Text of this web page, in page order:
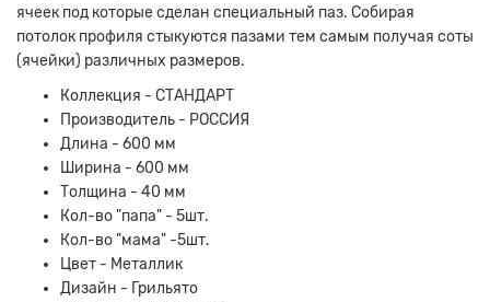
ячеек под которые сделан специальный паз. Собирая
потолок профиля стыкуются пазами тем самым получая соты
(ячейки) различных размеров.
Коллекция - СТАНДАРТ
Производитель - РОССИЯ
Длина - 600 мм
Ширина - 600 мм
Толщина - 40 мм
Кол-во "папа" - 5шт.
Кол-во "мама" -5шт.
Цвет - Металлик
Дизайн - Грильято